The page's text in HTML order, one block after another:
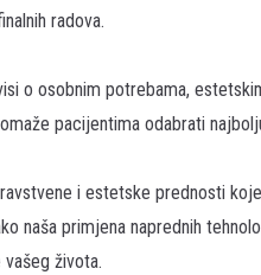
radova.
o osobnim potrebama,
pacijentima odabrati
i estetske prednosti
naša primjena naprednih
života.